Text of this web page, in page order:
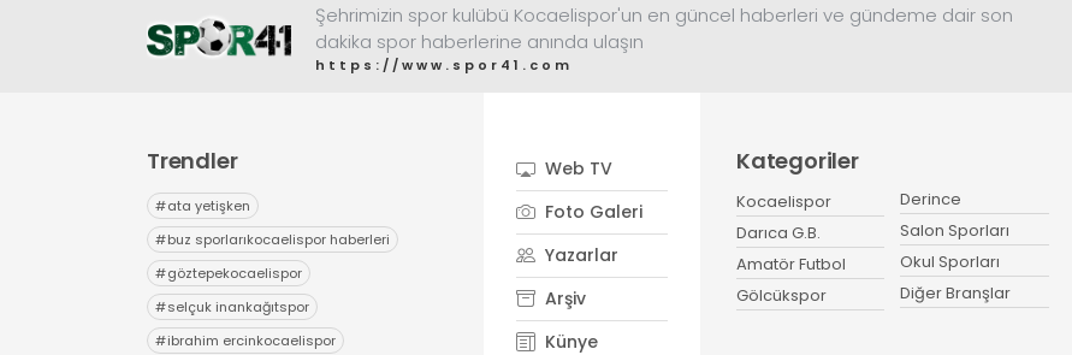
Şehrimizin spor kulübü Kocaelispor'un en güncel haberleri ve gündeme dair son
dakika spor haberlerine anında ulaşın
https://www.spor41.com
Trendler
#ata yetişken
#buz sporlarıkocaelispor haberleri
#göztepekocaelispor
#selçuk inankağıtspor
#ibrahim ercinkocaelispor
Web TV
Foto Galeri
Yazarlar
Arşiv
Künye
Kategoriler
Kocaelispor
Darıca G.B.
Amatör Futbol
Gölcükspor
Derince
Salon Sporları
Okul Sporları
Diğer Branşlar